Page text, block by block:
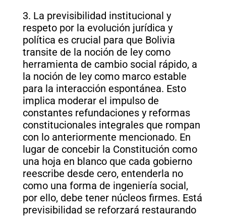
3. La previsibilidad institucional y
respeto por la evolución jurídica y
política es crucial para que Bolivia
transite de la noción de ley como
herramienta de cambio social rápido, a
la noción de ley como marco estable
para la interacción espontánea. Esto
implica moderar el impulso de
constantes refundaciones y reformas
constitucionales integrales que rompan
con lo anteriormente mencionado. En
lugar de concebir la Constitución como
una hoja en blanco que cada gobierno
reescribe desde cero, entenderla no
como una forma de ingeniería social,
por ello, debe tener núcleos firmes. Está
previsibilidad se reforzará restaurando